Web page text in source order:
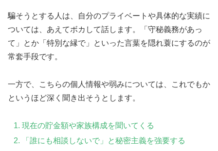
騙そうとする人は、自分のプライベートや具体的な実績に
ついては、あえてボカして話します。「守秘義務があっ
て」とか「特別な縁で」といった言葉を隠れ蓑にするのが
常套手段です。
一方で、こちらの個人情報や弱みについては、これでもか
というほど深く聞き出そうとします。
現在の貯金額や家族構成を聞いてくる
「誰にも相談しないで」と秘密主義を強要する